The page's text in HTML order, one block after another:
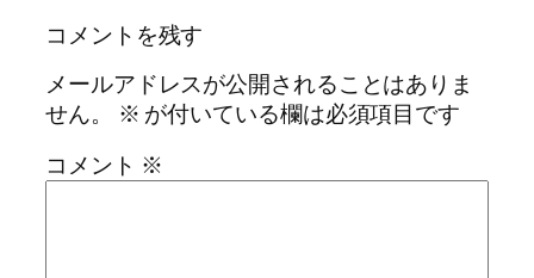
コメントを残す
メールアドレスが公開されることはありま
せん。
※ が付いている欄は必須項目です
コメント ※